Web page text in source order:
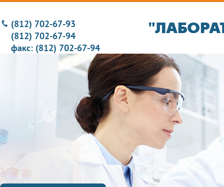
(812) 702-67-93
(812) 702-67-94
факс: (812) 702-67-94